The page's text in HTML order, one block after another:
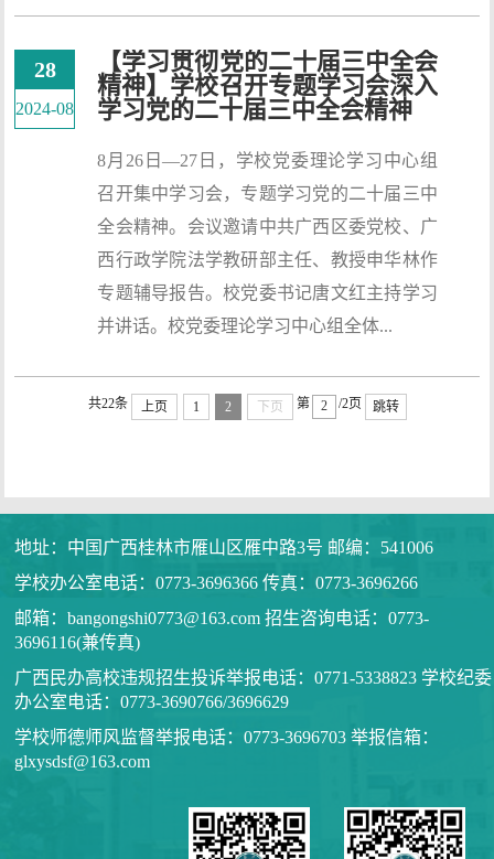
28
2024-08
【学习贯彻党的二十届三中全会
精神】学校召开专题学习会深入
学习党的二十届三中全会精神
8月26日—27日，学校党委理论学习中心组
召开集中学习会，专题学习党的二十届三中
全会精神。会议邀请中共广西区委党校、广
西行政学院法学教研部主任、教授申华林作
专题辅导报告。校党委书记唐文红主持学习
并讲话。校党委理论学习中心组全体...
共22条 上页 1 2 下页 第 /2页 跳转
地址：中国广西桂林市雁山区雁中路3号 邮编：541006
学校办公室电话：0773-3696366 传真：0773-3696266
邮箱：bangongshi0773@163.com 招生咨询电话：0773-
3696116(兼传真)
广西民办高校违规招生投诉举报电话：0771-5338823 学校纪委
办公室电话：0773-3690766/3696629
学校师德师风监督举报电话：0773-3696703 举报信箱：
glxysdsf@163.com